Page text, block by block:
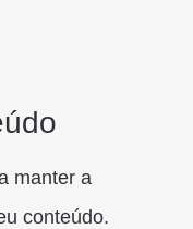
manter a
conteúdo.